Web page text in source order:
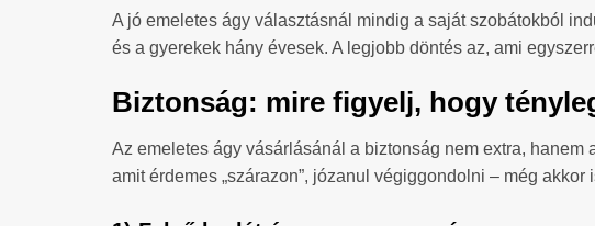
A jó emeletes ágy választásnál mindig a saját szobátokból
és a gyerekek hány évesek. A legjobb döntés az, ami
Biztonság: mire figyelj, hogy
Az emeletes ágy vásárlásánál a biztonság nem extra,
amit érdemes „szárazon”, józanul végiggondolni – még